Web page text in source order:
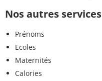
Nos autres services
Prénoms
Ecoles
Maternités
Calories